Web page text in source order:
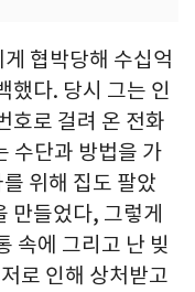
협박당해 수십억
했다. 당시 그는 인
호로 걸려 온 전화
수단과 방법을 가
위해 집도 팔았
만들었다, 그렇게
속에 그리고 난 빚
로 인해 상처받고